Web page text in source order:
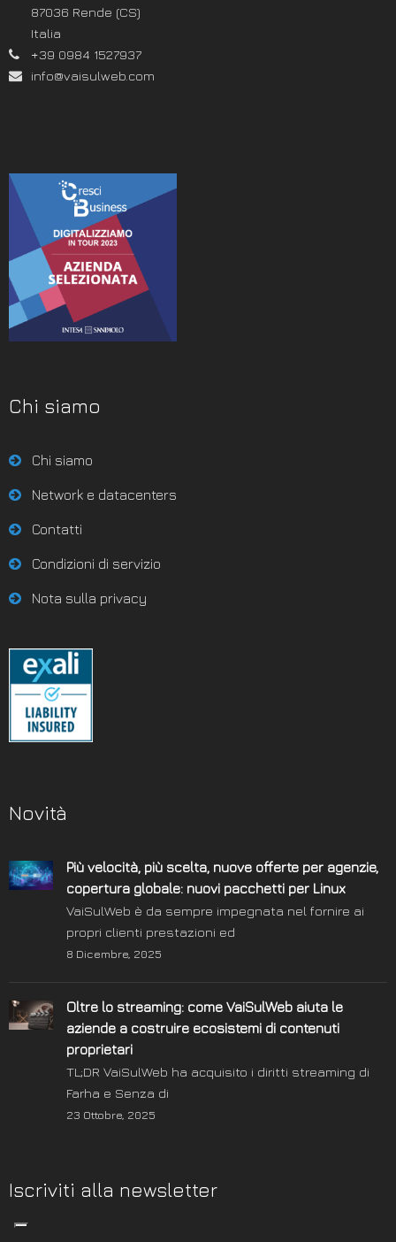
87036 Rende (CS)
Italia
+39 0984 1527937
info@vaisulweb.com
Chi siamo
Chi siamo
Network e datacenters
Contatti
Condizioni di servizio
Nota sulla privacy
Novità
Più velocità, più scelta, nuove offerte per agenzie,
copertura globale: nuovi pacchetti per Linux
VaiSulWeb è da sempre impegnata nel fornire ai
propri clienti prestazioni ed
8 Dicembre, 2025
Oltre lo streaming: come VaiSulWeb aiuta le
aziende a costruire ecosistemi di contenuti
proprietari
TL;DR VaiSulWeb ha acquisito i diritti streaming di
Farha e Senza di
23 Ottobre, 2025
Iscriviti alla newsletter